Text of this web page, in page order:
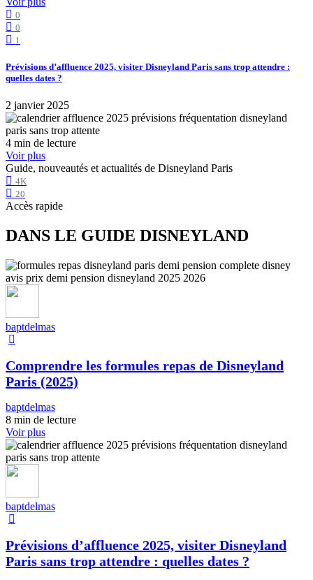
0
0
1
Prévisions d’affluence 2025, visiter Disneyland Paris sans trop attendre :
quelles dates ?
2 janvier 2025
4 min de lecture
Voir plus
Guide, nouveautés et actualités de Disneyland Paris
4K
20
Accès rapide
DANS LE GUIDE DISNEYLAND
baptdelmas
Comprendre les formules repas de Disneyland
Paris (2025)
baptdelmas
8 min de lecture
Voir plus
baptdelmas
Prévisions d’affluence 2025, visiter Disneyland
Paris sans trop attendre : quelles dates ?